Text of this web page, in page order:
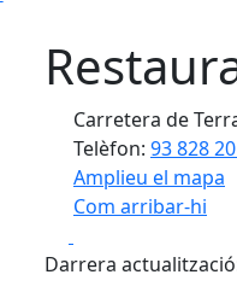
Carretera de
Telèfon: 93 828
Amplieu el mapa
Com arribar-hi
+
Darrera